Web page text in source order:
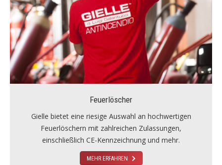
Feuerlöscher
Gielle bietet eine riesige Auswahl an hochwertigen
Feuerlöschern mit zahlreichen Zulassungen,
einschließlich CE-Kennzeichnung und mehr.
MEHR ERFAHREN